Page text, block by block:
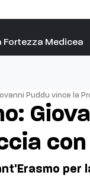
Fortezza Medicea
Puddu vince la
per